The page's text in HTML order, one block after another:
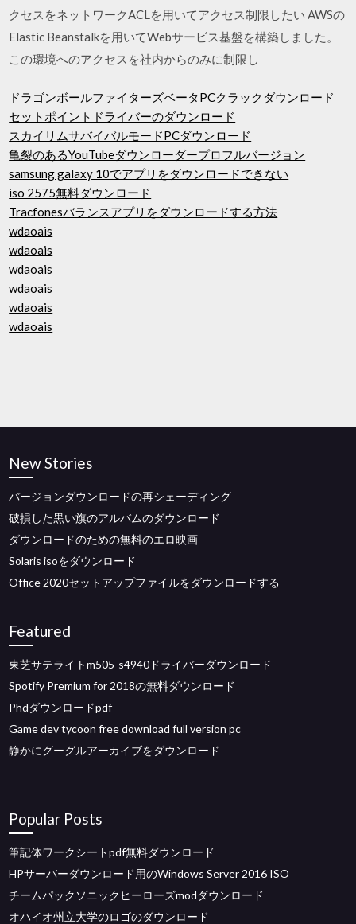
クセスをネットワークACLを用いてアクセス制限したい AWSの
Elastic Beanstalkを用いてWebサービス基盤を構築しました。
この環境へのアクセスを社内からのみに制限し
ドラゴンボールファイターズベータPCクラックダウンロード
セットポイントドライバーのダウンロード
スカイリムサバイバルモードPCダウンロード
亀裂のあるYouTubeダウンローダープロフルバージョン
samsung galaxy 10でアプリをダウンロードできない
iso 2575無料ダウンロード
Tracfonesバランスアプリをダウンロードする方法
wdaoais
wdaoais
wdaoais
wdaoais
wdaoais
wdaoais
New Stories
バージョンダウンロードの再シェーディング
破損した黒い旗のアルバムのダウンロード
ダウンロードのための無料のエロ映画
Solaris isoをダウンロード
Office 2020セットアップファイルをダウンロードする
Featured
東芝サテライトm505-s4940ドライバーダウンロード
Spotify Premium for 2018の無料ダウンロード
Phdダウンロードpdf
Game dev tycoon free download full version pc
静かにグーグルアーカイブをダウンロード
Popular Posts
筆記体ワークシートpdf無料ダウンロード
HPサーバーダウンロード用のWindows Server 2016 ISO
チームパックソニックヒーローズmodダウンロード
オハイオ州立大学のロゴのダウンロード